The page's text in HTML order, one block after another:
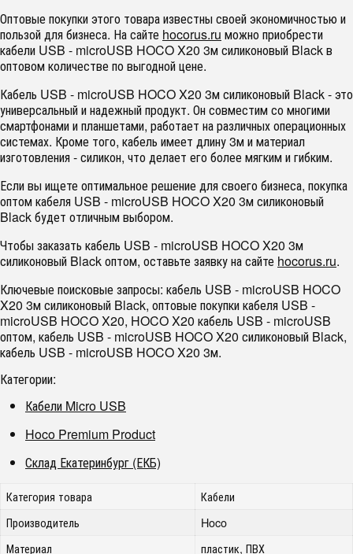
Оптовые покупки этого товара известны своей экономичностью и
пользой для бизнеса. На сайте hocorus.ru можно приобрести
кабели USB - microUSB HOCO X20 3м силиконовый Black в
оптовом количестве по выгодной цене.
Кабель USB - microUSB HOCO X20 3м силиконовый Black - это
универсальный и надежный продукт. Он совместим со многими
смартфонами и планшетами, работает на различных операционных
системах. Кроме того, кабель имеет длину 3м и материал
изготовления - силикон, что делает его более мягким и гибким.
Если вы ищете оптимальное решение для своего бизнеса, покупка
оптом кабеля USB - microUSB HOCO X20 3м силиконовый
Black будет отличным выбором.
Чтобы заказать кабель USB - microUSB HOCO X20 3м
силиконовый Black оптом, оставьте заявку на сайте hocorus.ru.
Ключевые поисковые запросы: кабель USB - microUSB HOCO
X20 3м силиконовый Black, оптовые покупки кабеля USB -
microUSB HOCO X20, HOCO X20 кабель USB - microUSB
оптом, кабель USB - microUSB HOCO X20 силиконовый Black,
кабель USB - microUSB HOCO X20 3м.
Категории:
Кабели Micro USB
Hoco Premium Product
Склад Екатеринбург (ЕКБ)
Категория товара
Кабели
Производитель
Hoco
Материал
пластик, ПВХ